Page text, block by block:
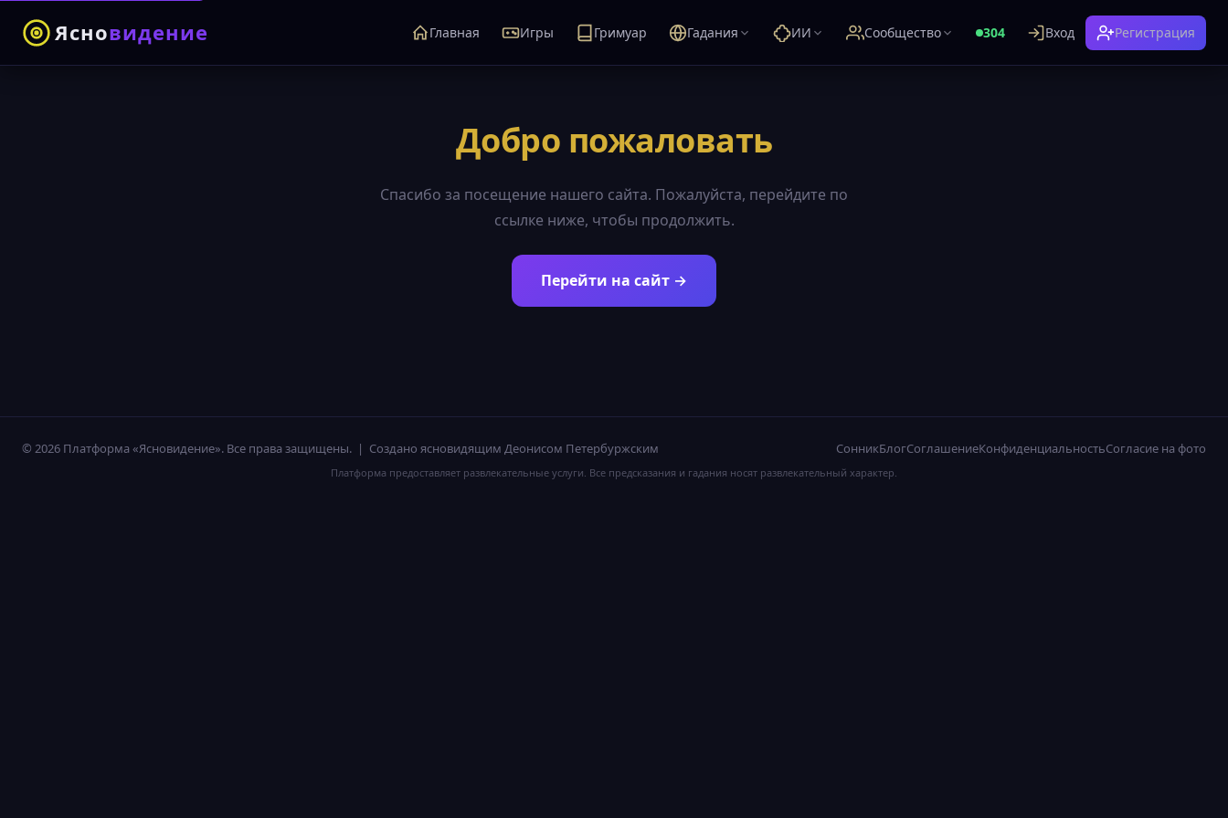
Ясновидение Главная Игры Гримуар Гадания ИИ Сообщество 304 Вход Регистрация
Добро пожаловать
Спасибо за посещение нашего сайта. Пожалуйста, перейдите по
ссылке ниже, чтобы продолжить.
Перейти на сайт →
© 2026 Платформа «Ясновидение». Все права защищены. | Создано ясновидящим Деонисом Петербуржским СонникБлогСоглашениеКонфиденциальностьСогласие на фото
Платформа предоставляет развлекательные услуги. Все предсказания и гадания носят развлекательный характер.